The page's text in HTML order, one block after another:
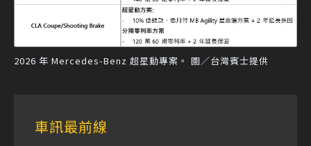
2026 年 Mercedes-Benz 超星動專案。 圖／台灣賓士提供
車訊最前線